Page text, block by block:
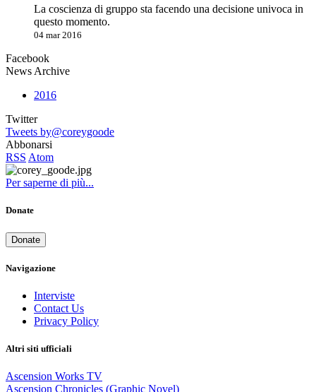
La coscienza di gruppo sta facendo una decisione univoca in
questo momento.
04 mar 2016
Facebook
News Archive
2016
Twitter
Tweets by@coreygoode
Abbonarsi
RSS Atom
Per saperne di più...
Donate
Donate
Navigazione
Interviste
Contact Us
Privacy Policy
Altri siti ufficiali
Ascension Works TV
Ascension Chronicles (Graphic Novel)